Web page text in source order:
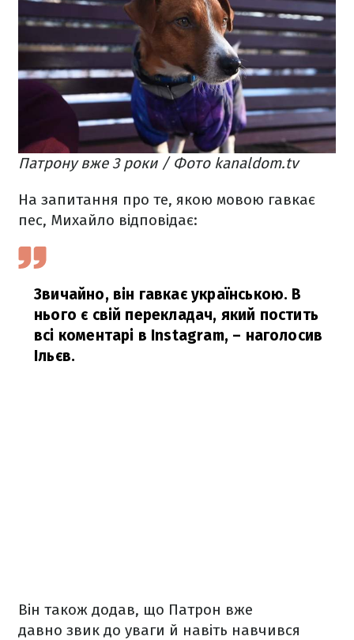
Патрону вже 3 роки / Фото kanaldom.tv​
На запитання про те, якою мовою гавкає
пес, Михайло відповідає:
Звичайно, він гавкає українською. В
нього є свій перекладач, який постить
всі коментарі в Instagram, – наголосив
Ільєв.
Він також додав, що Патрон вже
давно звик до уваги й навіть навчився